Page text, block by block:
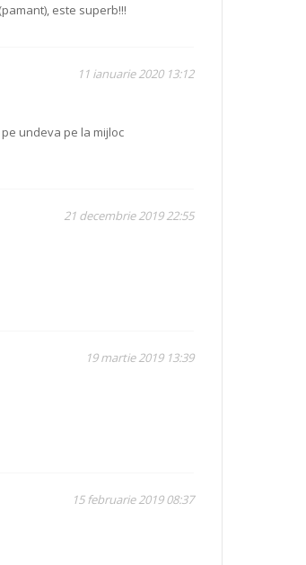
este superb!!!
11 ianuarie 2020 13:12
undeva pe la mijloc
21 decembrie 2019 22:55
19 martie 2019 13:39
15 februarie 2019 08:37